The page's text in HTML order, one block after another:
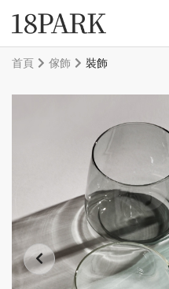
首頁 傢飾 裝飾